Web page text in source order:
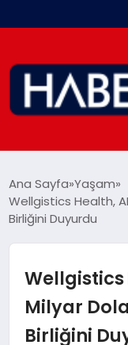
SIYASET
EKONOMI
SPOR
Ana Sayfa Yaşam
Wellgistics Health,
Birliğini Duyurdu
Wellgistics
Milyar
Birliğini